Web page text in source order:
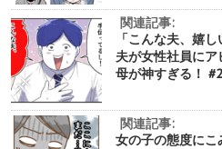
関連記事:
「こんな夫、嬉
夫が女性社員に
母が神すぎる！
関連記事:
女の子の態度に